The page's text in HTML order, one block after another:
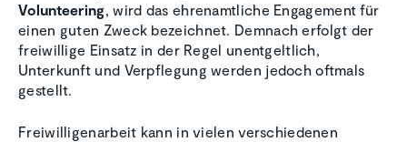
Volunteering, wird das ehrenamtliche Engagement für
einen guten Zweck bezeichnet. Demnach erfolgt der
freiwillige Einsatz in der Regel unentgeltlich,
Unterkunft und Verpflegung werden jedoch oftmals
gestellt.
Freiwilligenarbeit kann in vielen verschiedenen